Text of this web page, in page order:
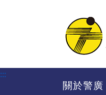
:::
關於警廣